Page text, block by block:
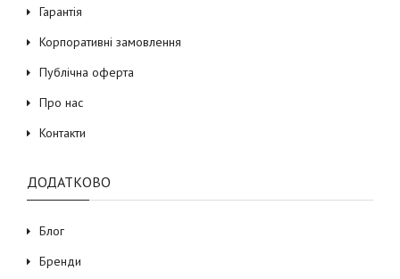
Гарантія
Корпоративні замовлення
Публічна оферта
Про нас
Контакти
ДОДАТКОВО
Блог
Бренди